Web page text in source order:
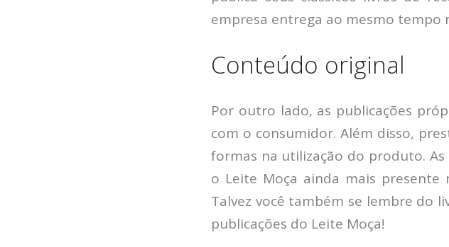
empresa entrega ao mesmo tempo
Conteúdo original
Por outro lado, as publicações
com o consumidor. Além disso,
formas na utilização do produto. As
o Leite Moça ainda mais presente
Talvez você também se lembre do
publicações do Leite Moça!